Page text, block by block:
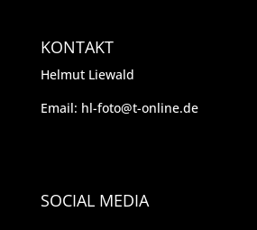
KONTAKT
Helmut Liewald
Email: hl-foto@t-online.de
SOCIAL MEDIA